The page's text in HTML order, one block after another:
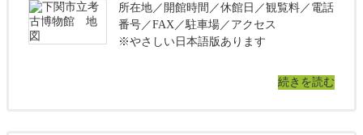
所在地／開館時間／休館日／観覧料／電話
番号／FAX／駐車場／アクセス
※やさしい日本語版あります
続きを読む